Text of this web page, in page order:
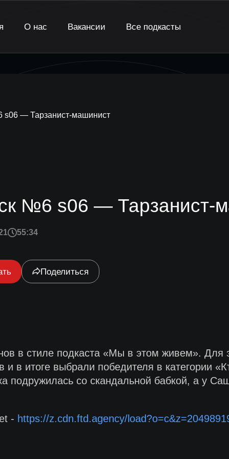
О нас Вакансии Все подкасты
s06 — Тарзанист-машинист
№6 s06 — Тарзанист-
55:34
Поделиться
в стиле подкаста «Мы в этом живем».
и в итоге выбрали победителя в категории
со скандальной бабкой, а у
- https://z.cdn.ftd.agency/